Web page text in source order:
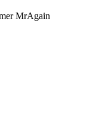
MrAgain